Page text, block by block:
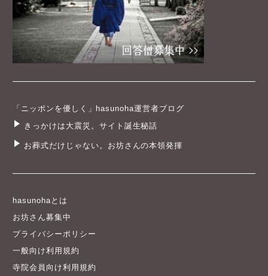
「ニッポンを優しく」hasunoha運営者ブログ
きっかけは大震災。サイト誕生秘話
お葬式だけじゃない。お坊さんの本領発揮
hasunohaとは
お坊さん募集中
プライバシーポリシー
一般向け利用規約
寺院会員向け利用規約